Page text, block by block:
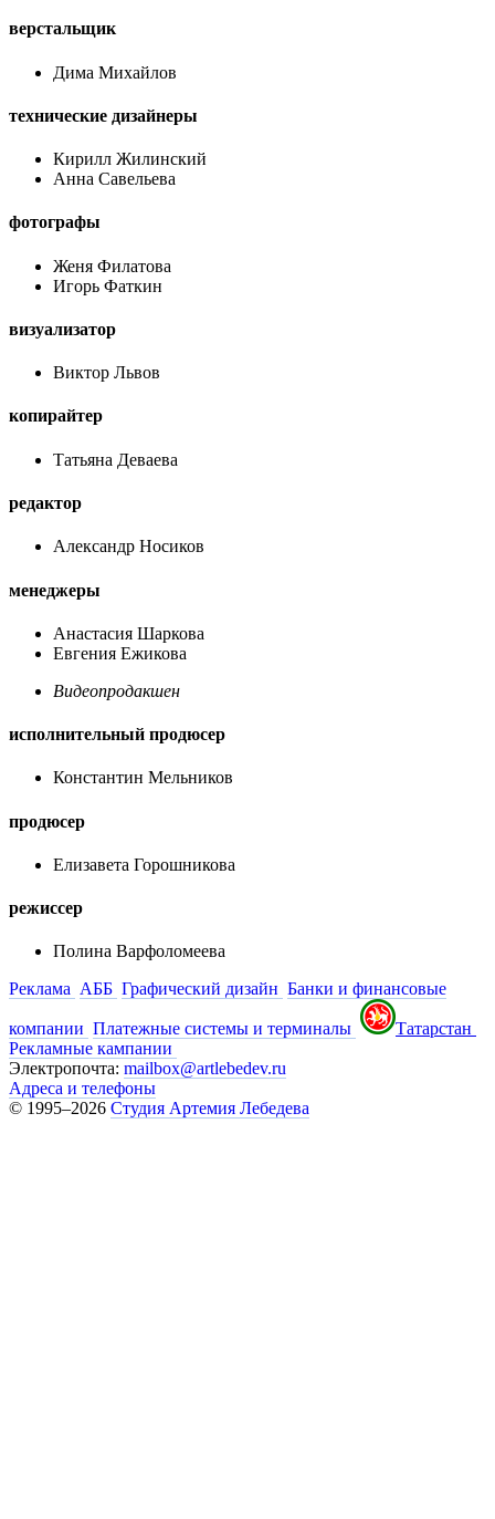
верстальщик
Дима Михайлов
технические дизайнеры
Кирилл Жилинский
Анна Савельева
фотографы
Женя Филатова
Игорь Фаткин
визуализатор
Виктор Львов
копирайтер
Татьяна Деваева
редактор
Александр Носиков
менеджеры
Анастасия Шаркова
Евгения Ежикова
Видеопродакшен
исполнительный продюсер
Константин Мельников
продюсер
Елизавета Горошникова
режиссер
Полина Варфоломеева
Реклама АББ Графический дизайн Банки и финансовые
компании Платежные системы и терминалы
Татарстан
Рекламные кампании
Электропочта: mailbox@artlebedev.ru
Адреса и телефоны
© 1995–2026 Студия Артемия Лебедева